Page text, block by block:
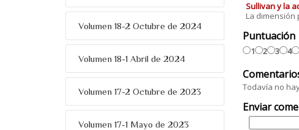
Volumen 18-2 Octubre de 2024
Volumen 18-1 Abril de 2024
Volumen 17-2 Octubre de 2023
Volumen 17-1 Mayo de 2023
Sullivan y la
La dimensión
Puntuación
1 2 3 4
Todavía no
Enviar